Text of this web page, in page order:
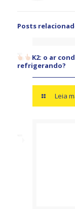
Posts
K2: o ar
refrigerando?
Leia